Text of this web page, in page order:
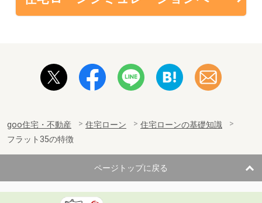
goo住宅・不動産 住宅ローン
住宅ローンの基礎知識
フラット35の特徴
ページトップに戻る